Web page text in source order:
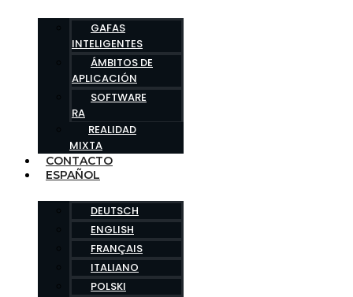
GAFAS
INTELIGENTES
ÁMBITOS DE
APLICACIÓN
SOFTWARE
RA
REALIDAD
MIXTA
CONTACTO
ESPAÑOL
DEUTSCH
ENGLISH
FRANÇAIS
ITALIANO
POLSKI